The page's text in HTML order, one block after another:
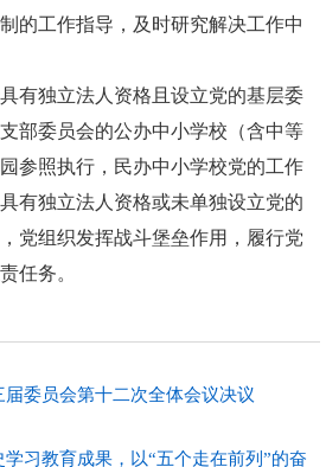
的工作指导，及时研究解决工作中
独立法人资格且设立党的基层委
部委员会的公办中小学校（含中等
参照执行，民办中小学校党的工作
有独立法人资格或未单独设立党的
党组织发挥战斗堡垒作用，履行党
任务。
委员会第十二次全体会议决议
习教育成果，以“五个走在前列”的奋